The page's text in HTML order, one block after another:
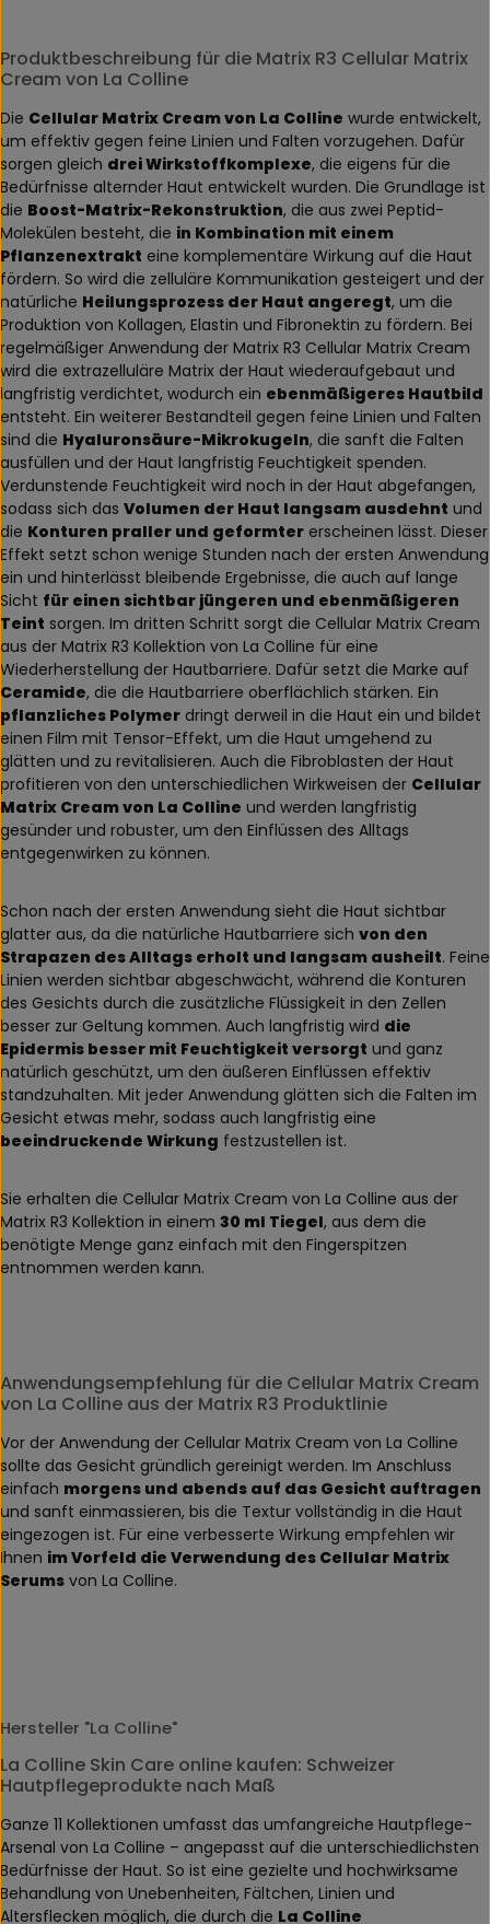
Produktbeschreibung für die Matrix R3 Cellular Matrix
Cream von La Colline
Die Cellular Matrix Cream von La Colline wurde entwickelt,
um effektiv gegen feine Linien und Falten vorzugehen. Dafür
sorgen gleich drei Wirkstoffkomplexe, die eigens für die
Bedürfnisse alternder Haut entwickelt wurden. Die Grundlage ist
die Boost-Matrix-Rekonstruktion, die aus zwei Peptid-
Molekülen besteht, die in Kombination mit einem
Pflanzenextrakt eine komplementäre Wirkung auf die Haut
fördern. So wird die zelluläre Kommunikation gesteigert und der
natürliche Heilungsprozess der Haut angeregt, um die
Produktion von Kollagen, Elastin und Fibronektin zu fördern. Bei
regelmäßiger Anwendung der Matrix R3 Cellular Matrix Cream
wird die extrazelluläre Matrix der Haut wiederaufgebaut und
langfristig verdichtet, wodurch ein ebenmäßigeres Hautbild
entsteht. Ein weiterer Bestandteil gegen feine Linien und Falten
sind die Hyaluronsäure-Mikrokugeln, die sanft die Falten
ausfüllen und der Haut langfristig Feuchtigkeit spenden.
Verdunstende Feuchtigkeit wird noch in der Haut abgefangen,
sodass sich das Volumen der Haut langsam ausdehnt und
die Konturen praller und geformter erscheinen lässt. Dieser
Effekt setzt schon wenige Stunden nach der ersten Anwendung
ein und hinterlässt bleibende Ergebnisse, die auch auf lange
Sicht für einen sichtbar jüngeren und ebenmäßigeren
Teint sorgen. Im dritten Schritt sorgt die Cellular Matrix Cream
aus der Matrix R3 Kollektion von La Colline für eine
Wiederherstellung der Hautbarriere. Dafür setzt die Marke auf
Ceramide, die die Hautbarriere oberflächlich stärken. Ein
pflanzliches Polymer dringt derweil in die Haut ein und bildet
einen Film mit Tensor-Effekt, um die Haut umgehend zu
glätten und zu revitalisieren. Auch die Fibroblasten der Haut
profitieren von den unterschiedlichen Wirkweisen der Cellular
Matrix Cream von La Colline und werden langfristig
gesünder und robuster, um den Einflüssen des Alltags
entgegenwirken zu können.
Schon nach der ersten Anwendung sieht die Haut sichtbar
glatter aus, da die natürliche Hautbarriere sich von den
Strapazen des Alltags erholt und langsam ausheilt. Feine
Linien werden sichtbar abgeschwächt, während die Konturen
des Gesichts durch die zusätzliche Flüssigkeit in den Zellen
besser zur Geltung kommen. Auch langfristig wird die
Epidermis besser mit Feuchtigkeit versorgt und ganz
natürlich geschützt, um den äußeren Einflüssen effektiv
standzuhalten. Mit jeder Anwendung glätten sich die Falten im
Gesicht etwas mehr, sodass auch langfristig eine
beeindruckende Wirkung festzustellen ist.
Sie erhalten die Cellular Matrix Cream von La Colline aus der
Matrix R3 Kollektion in einem 30 ml Tiegel, aus dem die
benötigte Menge ganz einfach mit den Fingerspitzen
entnommen werden kann.
Anwendungsempfehlung für die Cellular Matrix Cream
von La Colline aus der Matrix R3 Produktlinie
Vor der Anwendung der Cellular Matrix Cream von La Colline
sollte das Gesicht gründlich gereinigt werden. Im Anschluss
einfach morgens und abends auf das Gesicht auftragen
und sanft einmassieren, bis die Textur vollständig in die Haut
eingezogen ist. Für eine verbesserte Wirkung empfehlen wir
Ihnen im Vorfeld die Verwendung des Cellular Matrix
Serums von La Colline.
Hersteller "La Colline"
La Colline Skin Care online kaufen: Schweizer
Hautpflegeprodukte nach Maß
Ganze 11 Kollektionen umfasst das umfangreiche Hautpflege-
Arsenal von La Colline – angepasst auf die unterschiedlichsten
Bedürfnisse der Haut. So ist eine gezielte und hochwirksame
Behandlung von Unebenheiten, Fältchen, Linien und
Altersflecken möglich, die durch die La Colline